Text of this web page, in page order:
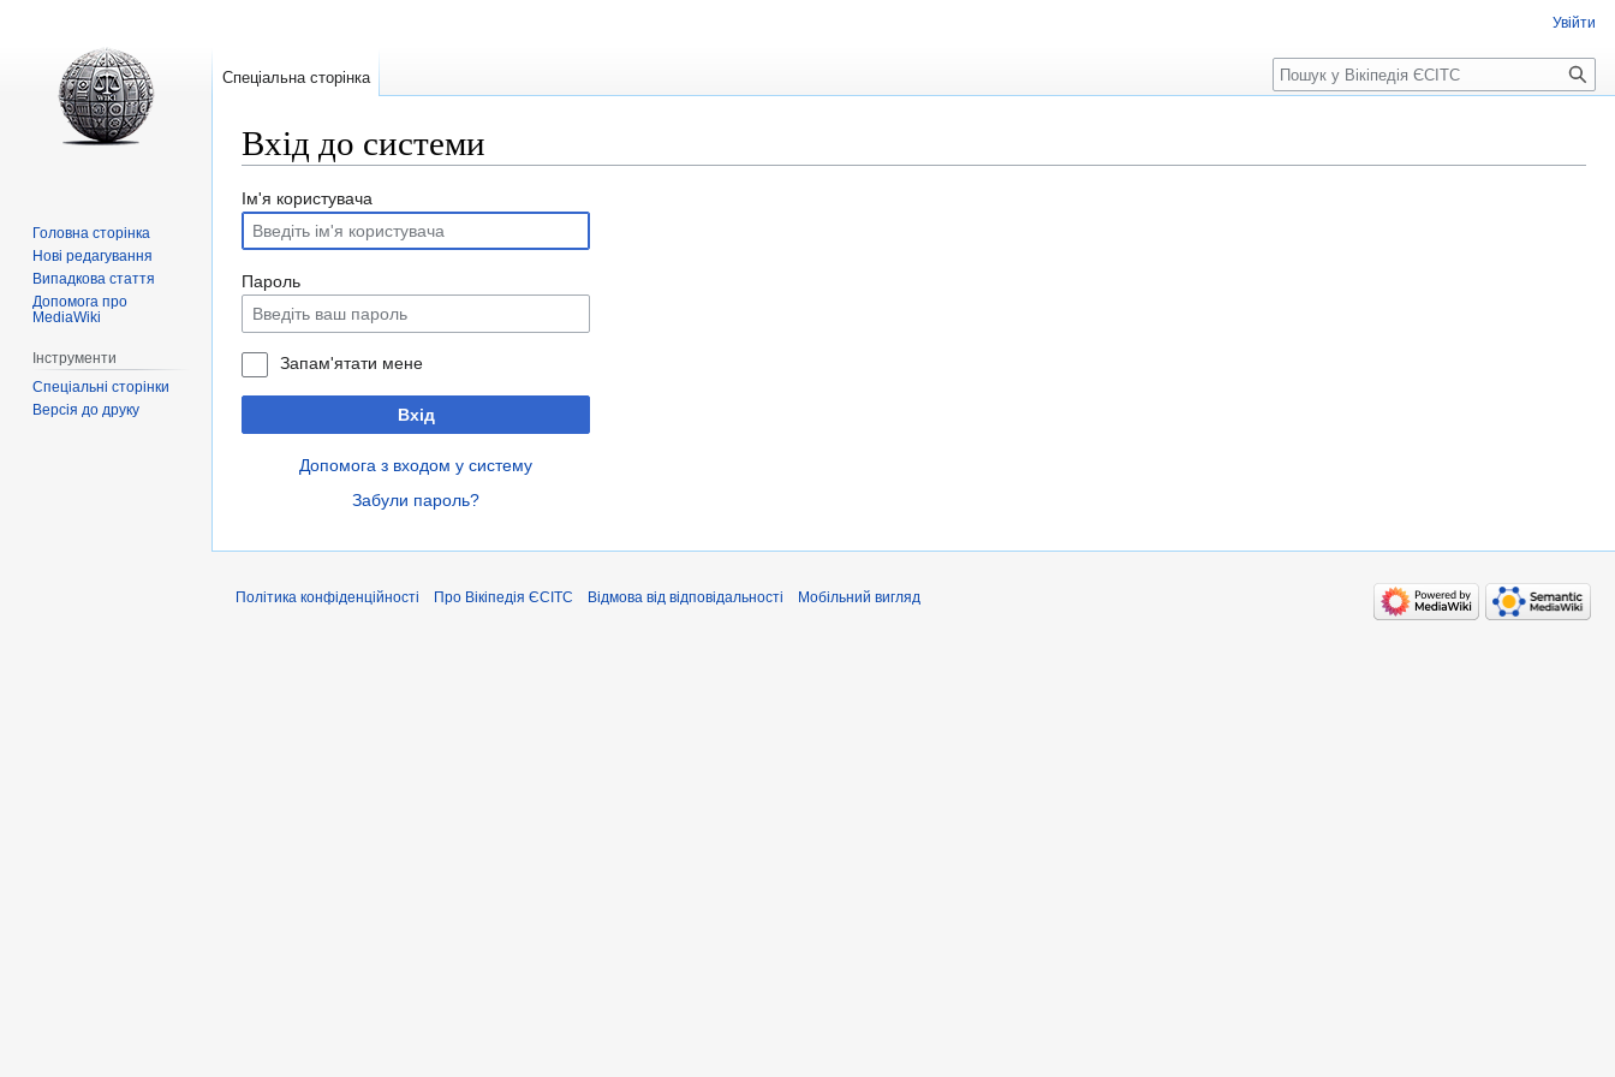
Вхід до системи
Перейти
до
навігації
Перейти
до
пошуку
Ім'я користувача
Пароль
Запам'ятати мене
Вхід
Допомога з входом у систему
Забули пароль?
Увійти
Спеціальна сторінка Пошук
Головна сторінка
Нові редагування
Випадкова стаття
Допомога про
MediaWiki
Інструменти
Спеціальні сторінки
Версія до друку
Політика конфіденційності Про Вікіпедія ЄСІТС Відмова від відповідальності Мобільний вигляд